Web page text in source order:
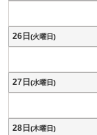
26日 (火曜日)
27日 (水曜日)
28日 (木曜日)